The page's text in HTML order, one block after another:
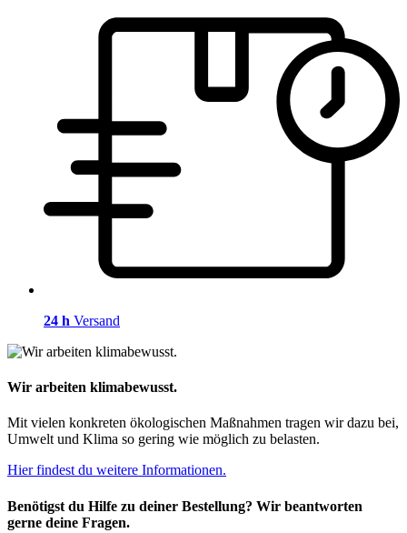
24 h Versand
Wir arbeiten klimabewusst.
Mit vielen konkreten ökologischen Maßnahmen tragen wir dazu bei,
Umwelt und Klima so gering wie möglich zu belasten.
Hier findest du weitere Informationen.
Benötigst du Hilfe zu deiner Bestellung? Wir beantworten
gerne deine Fragen.